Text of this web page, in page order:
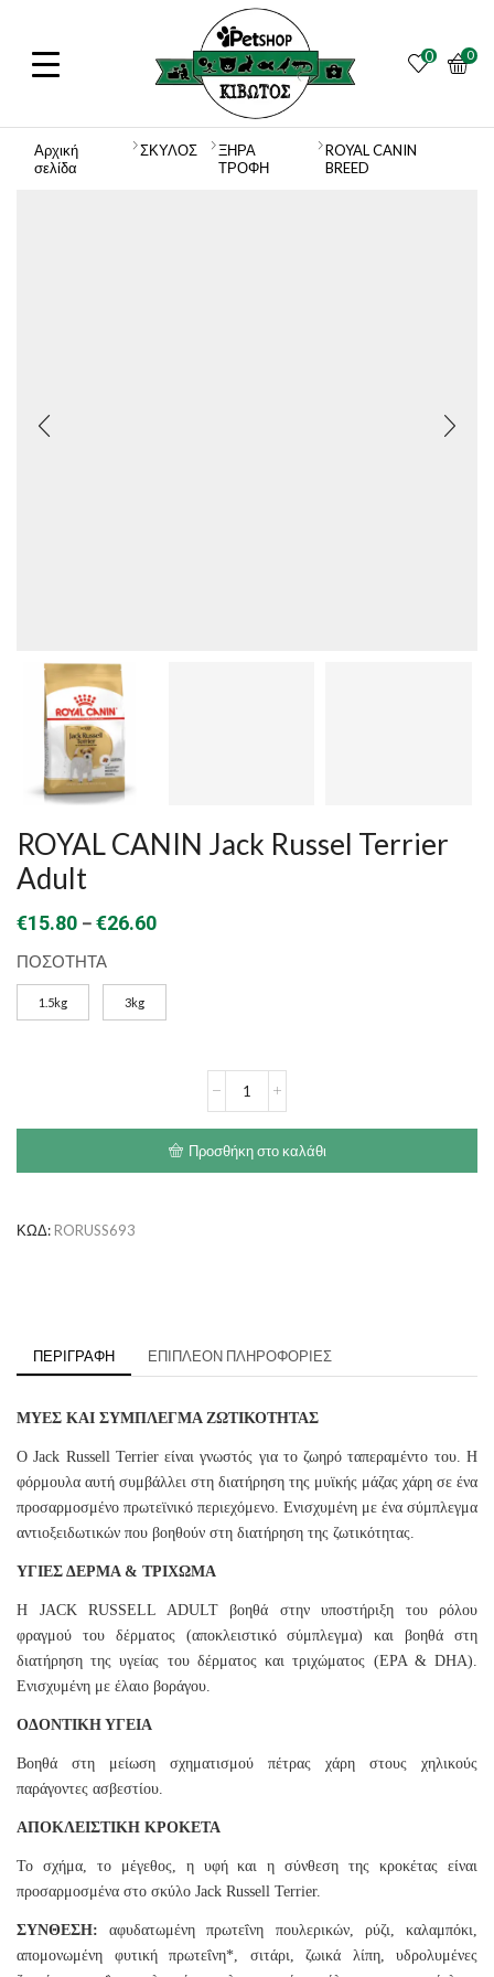
0 0
Αρχική
σελίδα
ΣΚΥΛΟΣ
ΞΗΡΑ
ΤΡΟΦΗ
ROYAL CANIN
BREED
ROYAL CANIN Jack Russel Terrier
Adult
€15.80 –€26.60Price
€15.80
through
ΠΟΣΟΤΗΤΑ
1.5kg 3kg
CANIN
Terrier
Adult
Προσθήκη στο καλάθι
ΚΩΔ: RORUSS693
ΠΕΡΙΓΡΑΦΉ ΕΠΙΠΛΈΟΝ ΠΛΗΡΟΦΟΡΊΕΣ
ΜΥΕΣ ΚΑΙ ΣΥΜΠΛΕΓΜΑ ΖΩΤΙΚΟΤΗΤΑΣ
Ο Jack Russell Terrier είναι γνωστός για το ζωηρό ταπεραμέντο του. Η
φόρμουλα αυτή συμβάλλει στη διατήρηση της μυϊκής μάζας χάρη σε ένα
προσαρμοσμένο πρωτεϊνικό περιεχόμενο. Ενισχυμένη με ένα σύμπλεγμα
αντιοξειδωτικών που βοηθούν στη διατήρηση της ζωτικότητας.
ΥΓΙΕΣ ΔΕΡΜΑ & ΤΡΙΧΩΜΑ
Η JACK RUSSELL ADULT βοηθά στην υποστήριξη του ρόλου
φραγμού του δέρματος (αποκλειστικό σύμπλεγμα) και βοηθά στη
διατήρηση της υγείας του δέρματος και τριχώματος (EPA & DHA).
Ενισχυμένη με έλαιο βοράγου.
ΟΔΟΝΤΙΚΗ ΥΓΕΙΑ
Βοηθά στη μείωση σχηματισμού πέτρας χάρη στους χηλικούς
παράγοντες ασβεστίου.
ΑΠΟΚΛΕΙΣΤΙΚΗ ΚΡΟΚΕΤΑ
Το σχήμα, το μέγεθος, η υφή και η σύνθεση της κροκέτας είναι
προσαρμοσμένα στο σκύλο Jack Russell Terrier.
ΣΥΝΘΕΣΗ: αφυδατωμένη πρωτεΐνη πουλερικών, ρύζι, καλαμπόκι,
απομονωμένη φυτική πρωτεΐνη*, σιτάρι, ζωικά λίπη, υδρολυμένες